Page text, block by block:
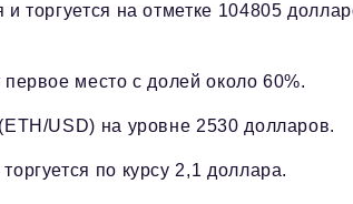
и торгуется на отметке 104805
первое место с долей около 60%.
USD) на уровне 2530 долларов.
по курсу 2,1 доллара.